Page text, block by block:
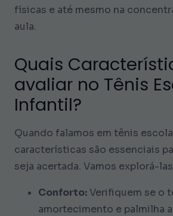
físicas e até mesmo na
aula.
Quais
avaliar no Tênis
Infantil?
Quando falamos em tênis
características são essenciais
seja acertada. Vamos explorá-
Conforto:Verifiquem se o
amortecimento e palmilha